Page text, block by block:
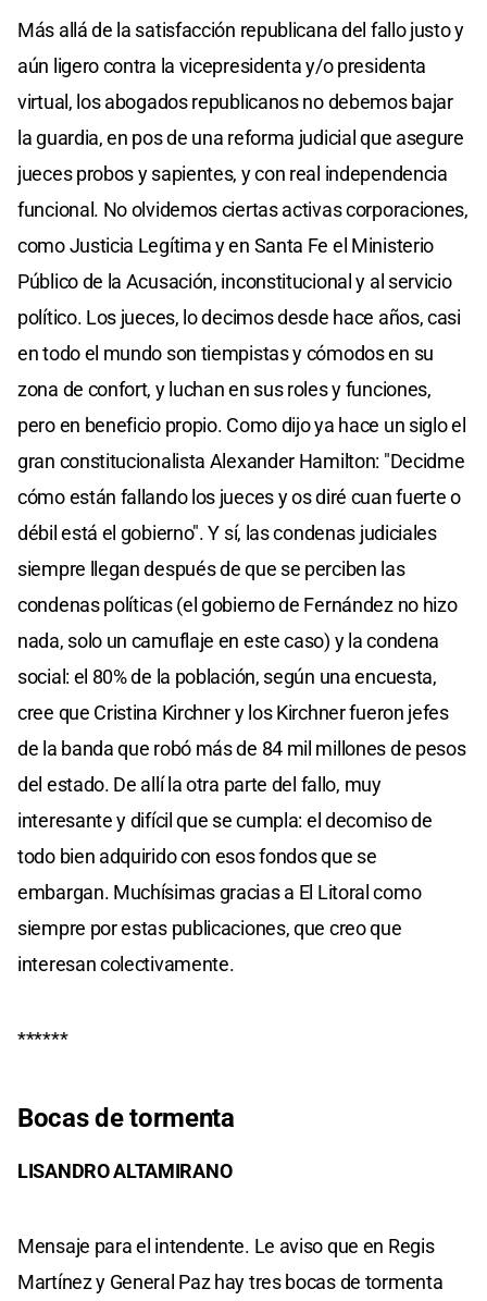
Más allá de la satisfacción republicana del fallo justo y
aún ligero contra la vicepresidenta y/o presidenta
virtual, los abogados republicanos no debemos bajar
la guardia, en pos de una reforma judicial que asegure
jueces probos y sapientes, y con real independencia
funcional. No olvidemos ciertas activas corporaciones,
como Justicia Legítima y en Santa Fe el Ministerio
Público de la Acusación, inconstitucional y al servicio
político. Los jueces, lo decimos desde hace años, casi
en todo el mundo son tiempistas y cómodos en su
zona de confort, y luchan en sus roles y funciones,
pero en beneficio propio. Como dijo ya hace un siglo el
gran constitucionalista Alexander Hamilton: "Decidme
cómo están fallando los jueces y os diré cuan fuerte o
débil está el gobierno". Y sí, las condenas judiciales
siempre llegan después de que se perciben las
condenas políticas (el gobierno de Fernández no hizo
nada, solo un camuflaje en este caso) y la condena
social: el 80% de la población, según una encuesta,
cree que Cristina Kirchner y los Kirchner fueron jefes
de la banda que robó más de 84 mil millones de pesos
del estado. De allí la otra parte del fallo, muy
interesante y difícil que se cumpla: el decomiso de
todo bien adquirido con esos fondos que se
embargan. Muchísimas gracias a El Litoral como
siempre por estas publicaciones, que creo que
interesan colectivamente.
******
Bocas de tormenta
LISANDRO ALTAMIRANO
Mensaje para el intendente. Le aviso que en Regis
Martínez y General Paz hay tres bocas de tormenta